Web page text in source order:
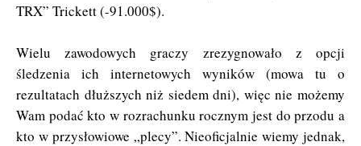
TRX” Trickett (-91.000$).
Wielu zawodowych graczy zrezygnowało z opcji
śledzenia ich internetowych wyników (mowa tu o
rezultatach dłuższych niż siedem dni), więc nie możemy
Wam podać kto w rozrachunku rocznym jest do przodu a
kto w przysłowiowe „plecy”. Nieoficjalnie wiemy jednak,